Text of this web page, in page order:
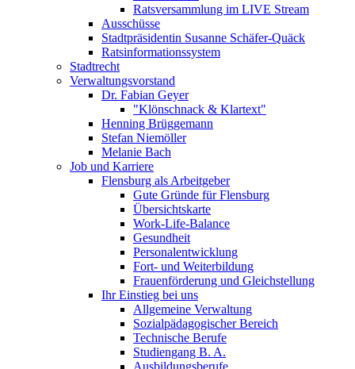
Ratsversammlung im LIVE Stream
Ausschüsse
Stadtpräsidentin Susanne Schäfer-Quäck
Ratsinformationssystem
Stadtrecht
Verwaltungsvorstand
Dr. Fabian Geyer
"Klönschnack & Klartext"
Henning Brüggemann
Stefan Niemöller
Melanie Bach
Job und Karriere
Flensburg als Arbeitgeber
Gute Gründe für Flensburg
Übersichtskarte
Work-Life-Balance
Gesundheit
Personalentwicklung
Fort- und Weiterbildung
Frauenförderung und Gleichstellung
Ihr Einstieg bei uns
Allgemeine Verwaltung
Sozialpädagogischer Bereich
Technische Berufe
Studiengang B. A.
Ausbildungsberufe